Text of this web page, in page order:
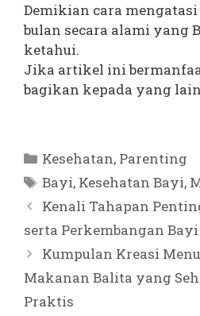
Demikian cara
bulan secara alami yang
ketahui.
Jika artikel ini
bagikan kepada yang
Kategori
Kesehatan, Parenting
Tag
Bayi, Kesehatan Bayi,
Kenali Tahapan
serta Perkembangan
Kumpulan Kreasi
Makanan Balita yang
Praktis